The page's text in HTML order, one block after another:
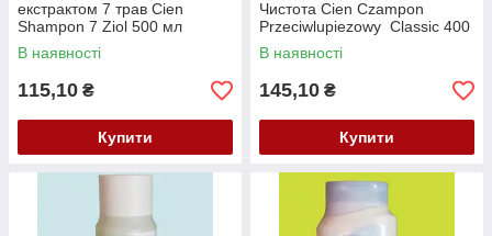
екстрактом 7 трав Cien
Shampon 7 Ziol 500 мл
В наявності
115,10 ₴
Купити
Чистота Cien Czampon
Przeciwlupiezowy Classic 400
мл.
В наявності
145,10 ₴
Купити